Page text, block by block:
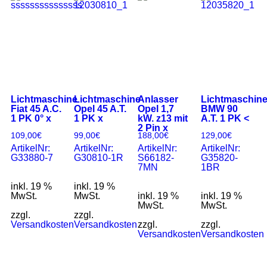
Lichtmaschine
Fiat 45 A.C.
1 PK 0° x
109,00€
ArtikelNr:
G33880-7
inkl. 19 %
MwSt.
zzgl.
Versandkosten
Lichtmaschine
Opel 45 A.T.
1 PK x
99,00€
ArtikelNr:
G30810-1R
inkl. 19 %
MwSt.
zzgl.
Versandkosten
Anlasser
Opel 1,7
kW. z13 mit
2 Pin x
188,00€
ArtikelNr:
S66182-
7MN
inkl. 19 %
MwSt.
zzgl.
Versandkosten
BMW 90
A.T. 1 PK <
129,00€
ArtikelNr:
G35820-
1BR
inkl. 19 %
MwSt.
zzgl.
Versandkosten